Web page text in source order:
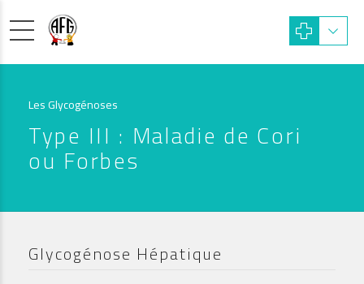
Les Glycogénoses
Type III : Maladie de Cori
ou Forbes
Glycogénose Hépatique